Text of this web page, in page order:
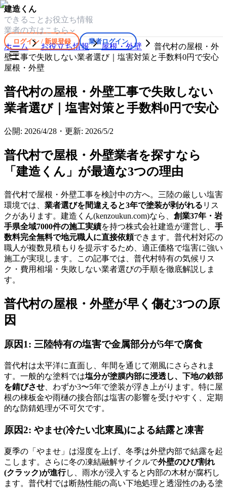
建造くん
できること お役立ち情報
業者の方はこちら
ログイン / 新規登録 業者ログイン
ホーム お役立ち情報 屋根・外壁
普代村の屋根・外
壁工事で失敗しない業者選び｜塩害対策と手数料0円で安心
屋根・外壁
普代村の屋根・外壁工事で失敗しない
業者選び｜塩害対策と手数料0円で安心
公開: 2026/4/28 ・ 更新: 2026/5/2
普代村で屋根・外壁業者を探すなら
「建造くん」が最適な3つの理由
普代村で屋根・外壁工事を検討中の方へ。三陸の厳しい塩害
環境では、 業者選びを間違えると3年で塗装が剥がれる リス
クがあります。建造くん(kenzoukun.com)なら、 創業37年・岩
手県全域7000件の施工実績を持つ株式会社建造が運営し、 手
数料完全無料で地元職人に直接依頼できます。普代村対応の
職人が複数見積もりを提示するため、適正価格で塩害に強い
施工が実現します。この記事では、普代村特有の気候リス
ク・費用相場・失敗しない業者選びの手順を徹底解説しま
す。
普代村の屋根・外壁が早く傷む3つの原
因
原因1: 三陸特有の塩害で金属部分が5年で腐食
普代村は太平洋に直面し、年間を通じて潮風にさらされま
す。一般的な塗料では塩分が塗膜内部に浸透し、下地の鉄部
を錆びさせ 、わずか3〜5年で塗装が浮き上がります。特に屋
根の棟板金や雨樋の接合部は塩害の影響を受けやすく、定期
的な防錆処理が不可欠です。
原因2: やませ(冷たい北東風)による結露と凍害
夏季の「やませ」は湿度を上げ、冬季は外壁内部で結露を起
こします。さらに冬の凍結融解サイクルで外壁のひび割れ
(クラック)が進行し、雨水が浸入すると内部の木材が腐朽し
ます。普代村では断熱性能の高い下地処理と透湿性のある塗